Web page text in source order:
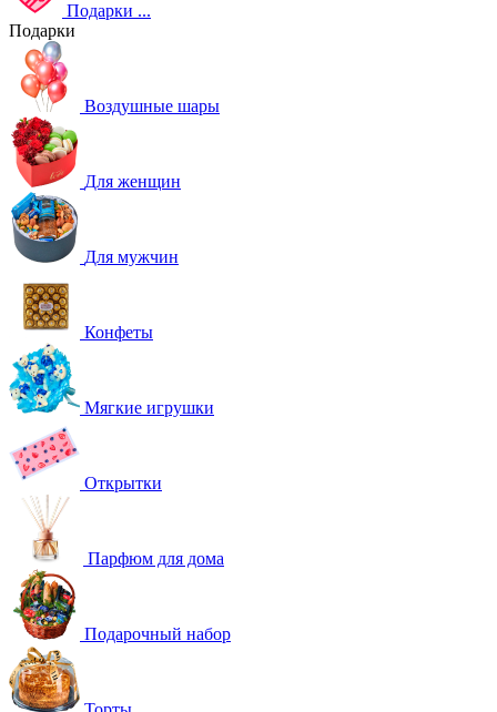
Подарки ...
Подарки
Воздушные шары
Для женщин
Для мужчин
Конфеты
Мягкие игрушки
Открытки
Парфюм для дома
Подарочный набор